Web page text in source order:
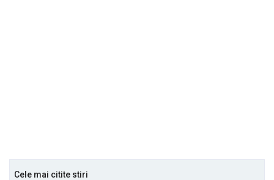
Cele mai citite stiri